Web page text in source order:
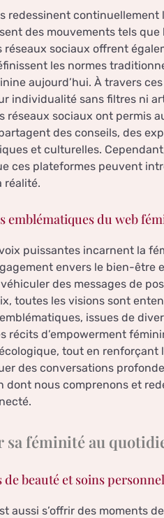
redessinent
des mouvements tels que
réseaux sociaux offrent
les normes
aujourd’hui. À travers
individualité sans filtres ni
réseaux sociaux ont permis
des conseils, des
et culturelles.
ces plateformes peuvent
réalité.
emblématiques du web
puissantes incarnent la
envers le bien-être
des messages de
toutes les visions sont
issues de
récits d’empowerment
tout en
des conversations
dont nous comprenons et
sa féminité au
beauté et soins
aussi s’offrir des moments